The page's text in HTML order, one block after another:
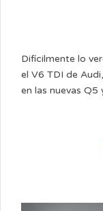
Difícilmente lo
el V6 TDI de
en las nuevas